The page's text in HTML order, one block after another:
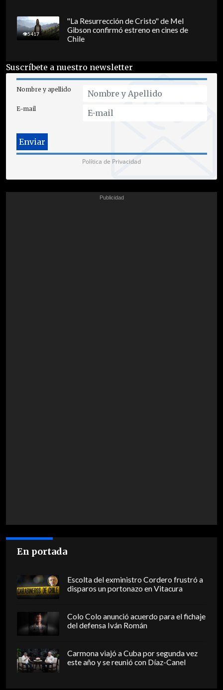
5417
"La Resurrección de Cristo" de Mel
Gibson confirmó estreno en cines de
Chile
Suscríbete a nuestro newsletter
Nombre y apellido
E-mail
Política de Privacidad
En portada
Escolta del exministro Cordero frustró a
disparos un portonazo en Vitacura
Colo Colo anunció acuerdo para el fichaje
del defensa Iván Román
Carmona viajó a Cuba por segunda vez
este año y se reunió con Díaz-Canel